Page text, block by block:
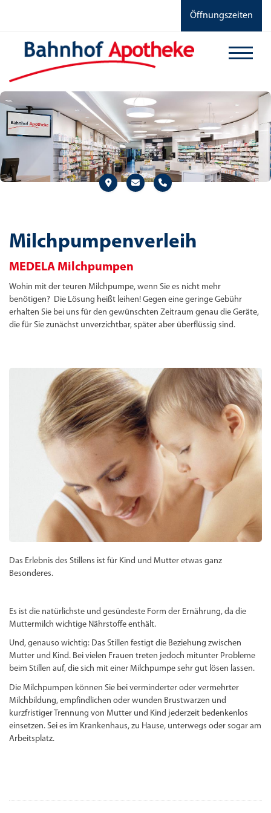
Öffnungszeiten
Milchpumpenverleih
MEDELA Milchpumpen
Wohin mit der teuren Milchpumpe, wenn Sie es nicht mehr
benötigen? Die Lösung heißt leihen! Gegen eine geringe Gebühr
erhalten Sie bei uns für den gewünschten Zeitraum genau die Geräte,
die für Sie zunächst unverzichtbar, später aber überflüssig sind.
Das Erlebnis des Stillens ist für Kind und Mutter etwas ganz
Besonderes.
Es ist die natürlichste und gesündeste Form der Ernährung, da die
Muttermilch wichtige Nährstoffe enthält.
Und, genauso wichtig: Das Stillen festigt die Beziehung zwischen
Mutter und Kind. Bei vielen Frauen treten jedoch mitunter Probleme
beim Stillen auf, die sich mit einer Milchpumpe sehr gut lösen lassen.
Die Milchpumpen können Sie bei verminderter oder vermehrter
Milchbildung, empfindlichen oder wunden Brustwarzen und
kurzfristiger Trennung von Mutter und Kind jederzeit bedenkenlos
einsetzen. Sei es im Krankenhaus, zu Hause, unterwegs oder sogar am
Arbeitsplatz.